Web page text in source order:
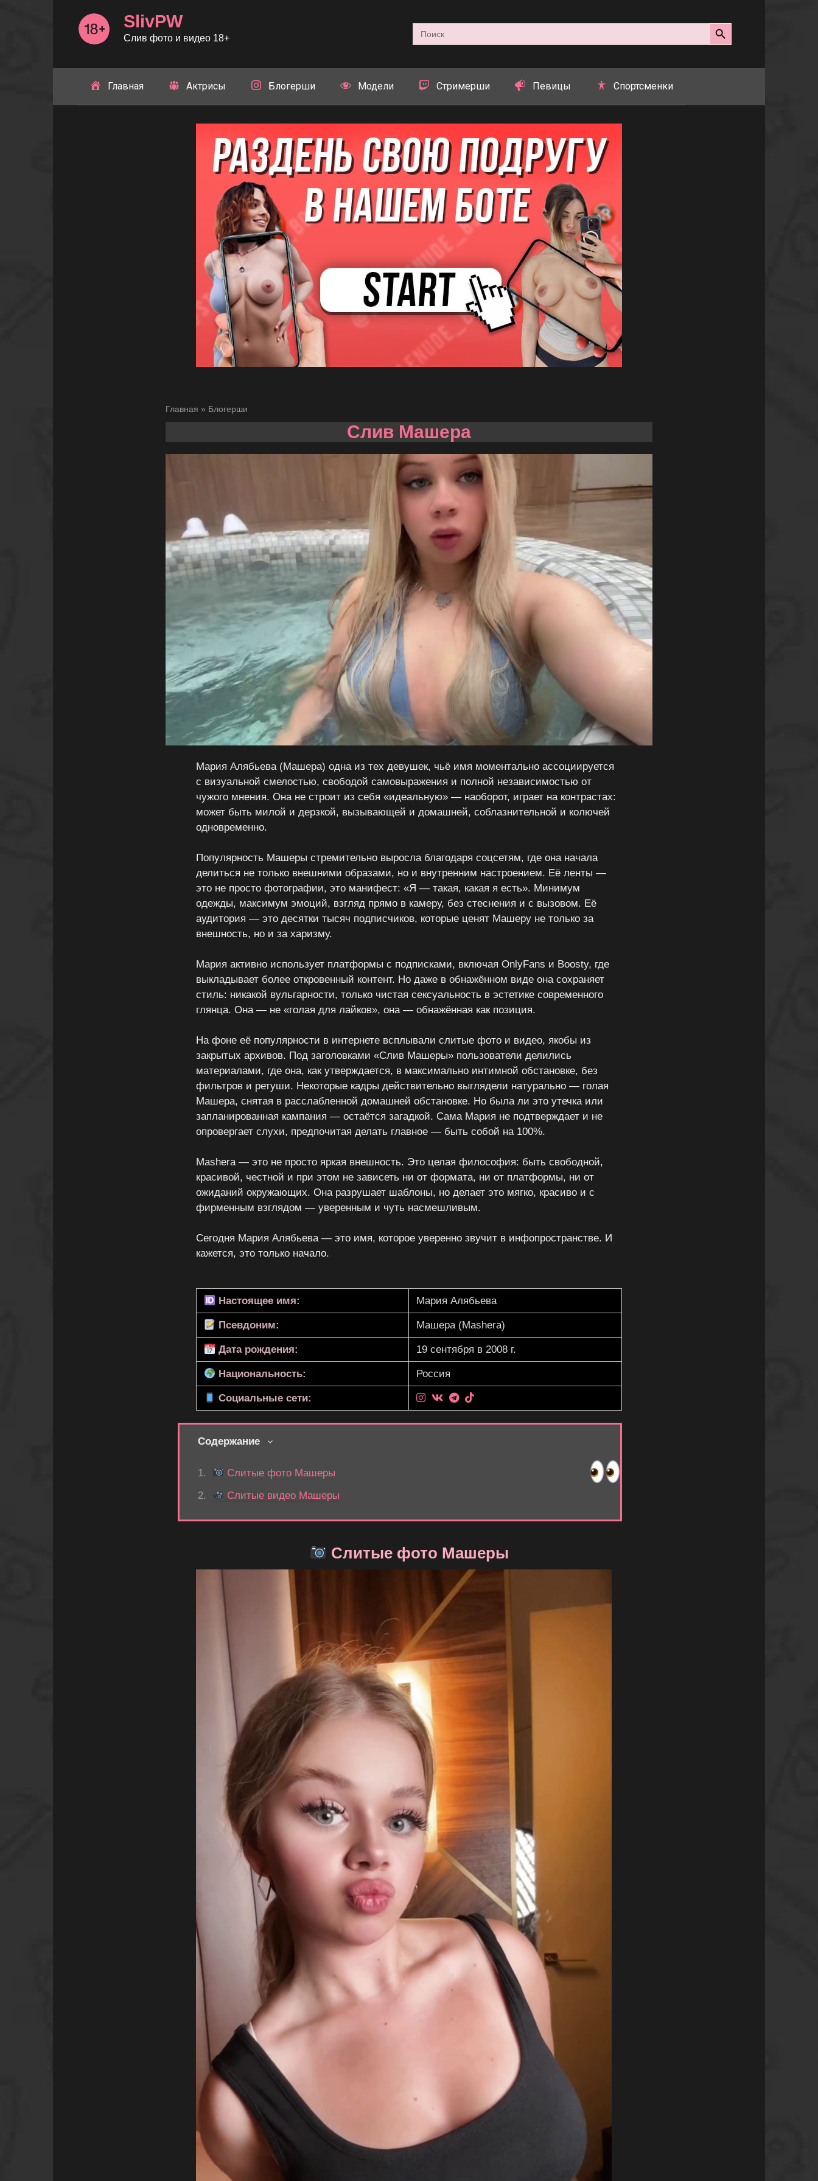
SlivPW
Слив фото и видео 18+
Search
for:
Search Button
Главная Актрисы Блогерши Модели Стримерши Певицы Спортсменки
Главная » Блогерши
Слив Машера
Мария Алябьева (Машера) одна из тех девушек, чьё имя моментально ассоциируется
с визуальной смелостью, свободой самовыражения и полной независимостью от
чужого мнения. Она не строит из себя «идеальную» — наоборот, играет на контрастах:
может быть милой и дерзкой, вызывающей и домашней, соблазнительной и колючей
одновременно.
Популярность Машеры стремительно выросла благодаря соцсетям, где она начала
делиться не только внешними образами, но и внутренним настроением. Её ленты —
это не просто фотографии, это манифест: «Я — такая, какая я есть». Минимум
одежды, максимум эмоций, взгляд прямо в камеру, без стеснения и с вызовом. Её
аудитория — это десятки тысяч подписчиков, которые ценят Машеру не только за
внешность, но и за харизму.
Мария активно использует платформы с подписками, включая OnlyFans и Boosty, где
выкладывает более откровенный контент. Но даже в обнажённом виде она сохраняет
стиль: никакой вульгарности, только чистая сексуальность в эстетике современного
глянца. Она — не «голая для лайков», она — обнажённая как позиция.
На фоне её популярности в интернете всплывали слитые фото и видео, якобы из
закрытых архивов. Под заголовками «Слив Машеры» пользователи делились
материалами, где она, как утверждается, в максимально интимной обстановке, без
фильтров и ретуши. Некоторые кадры действительно выглядели натурально — голая
Машера, снятая в расслабленной домашней обстановке. Но была ли это утечка или
запланированная кампания — остаётся загадкой. Сама Мария не подтверждает и не
опровергает слухи, предпочитая делать главное — быть собой на 100%.
Mashera — это не просто яркая внешность. Это целая философия: быть свободной,
красивой, честной и при этом не зависеть ни от формата, ни от платформы, ни от
ожиданий окружающих. Она разрушает шаблоны, но делает это мягко, красиво и с
фирменным взглядом — уверенным и чуть насмешливым.
Сегодня Мария Алябьева — это имя, которое уверенно звучит в инфопространстве. И
кажется, это только начало.
Настоящее имя: Мария Алябьева
Псевдоним: Машера (Mashera)
Дата рождения: 19 сентября в 2008 г.
Национальность: Россия
Социальные сети:
Содержание
Слитые фото Машеры
Слитые видео Машеры
Слитые фото Машеры